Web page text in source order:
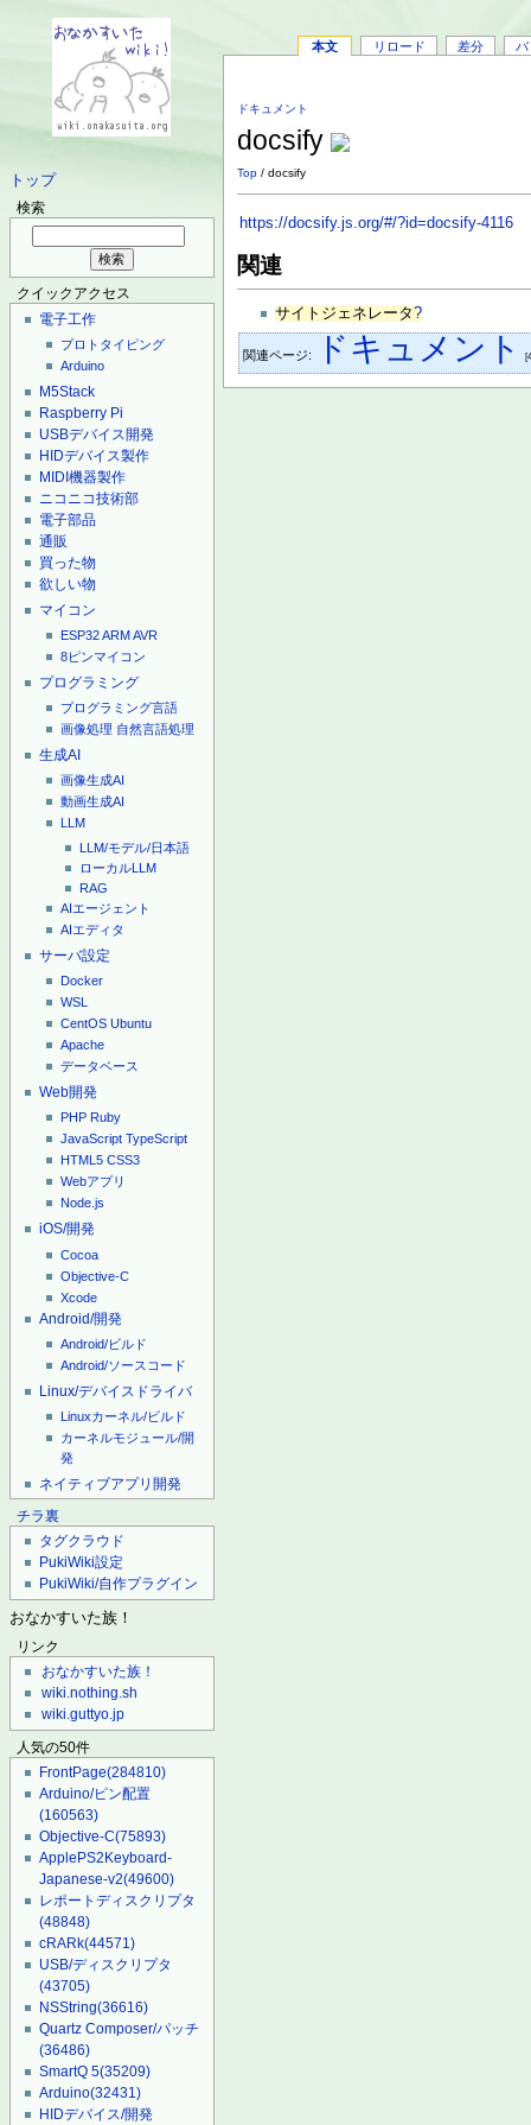
トップ
検索
クイックアクセス
電子工作
プロトタイピング
Arduino
M5Stack
Raspberry Pi
USBデバイス開発
HIDデバイス製作
MIDI機器製作
ニコニコ技術部
電子部品
通販
買った物
欲しい物
マイコン
ESP32ARMAVR
8ピンマイコン
プログラミング
プログラミング言語
画像処理 自然言語処理
生成AI
画像生成AI
動画生成AI
LLM
LLM/モデル/日本語
ローカルLLM
RAG
AIエージェント
AIエディタ
サーバ設定
Docker
WSL
CentOS Ubuntu
Apache
データベース
Web開発
PHP Ruby
JavaScript TypeScript
HTML5 CSS3
Webアプリ
Node.js
iOS/開発
Cocoa
Objective-C
Xcode
Android/開発
Android/ビルド
Android/ソースコード
Linux/デバイスドライバ
Linuxカーネル/ビルド
カーネルモジュール/開
発
ネイティブアプリ開発
チラ裏
タグクラウド
PukiWiki設定
PukiWiki/自作プラグイン
おなかすいた族！
リンク
おなかすいた族！
wiki.nothing.sh
wiki.guttyo.jp
人気の50件
FrontPage(284810)
Arduino/ピン配置
(160563)
Objective-C(75893)
ApplePS2Keyboard-
Japanese-v2(49600)
レポートディスクリプタ
(48848)
cRARk(44571)
USB/ディスクリプタ
(43705)
NSString(36616)
Quartz Composer/パッチ
(36486)
SmartQ 5(35209)
Arduino(32431)
HIDデバイス/開発
本文 リロード 差分 バ
ドキュメント
docsify
Top / docsify
https://docsify.js.org/#/?id=docsify-4116
関連
サイトジェネレータ?
関連ページ: ドキュメント